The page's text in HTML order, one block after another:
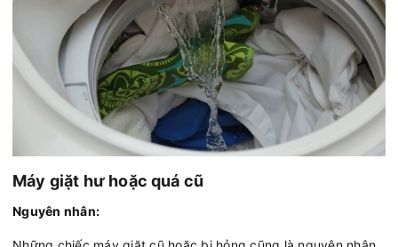
Máy giặt hư hoặc quá cũ
Nguyên nhân: